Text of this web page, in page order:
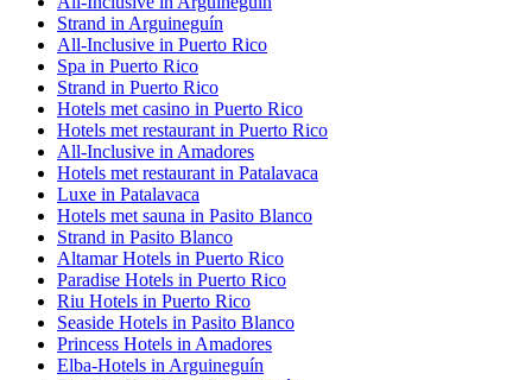
Strand in Arguineguín
All-Inclusive in Puerto Rico
Spa in Puerto Rico
Strand in Puerto Rico
Hotels met casino in Puerto Rico
Hotels met restaurant in Puerto Rico
All-Inclusive in Amadores
Hotels met restaurant in Patalavaca
Luxe in Patalavaca
Hotels met sauna in Pasito Blanco
Strand in Pasito Blanco
Altamar Hotels in Puerto Rico
Paradise Hotels in Puerto Rico
Riu Hotels in Puerto Rico
Seaside Hotels in Pasito Blanco
Princess Hotels in Amadores
Elba-Hotels in Arguineguín